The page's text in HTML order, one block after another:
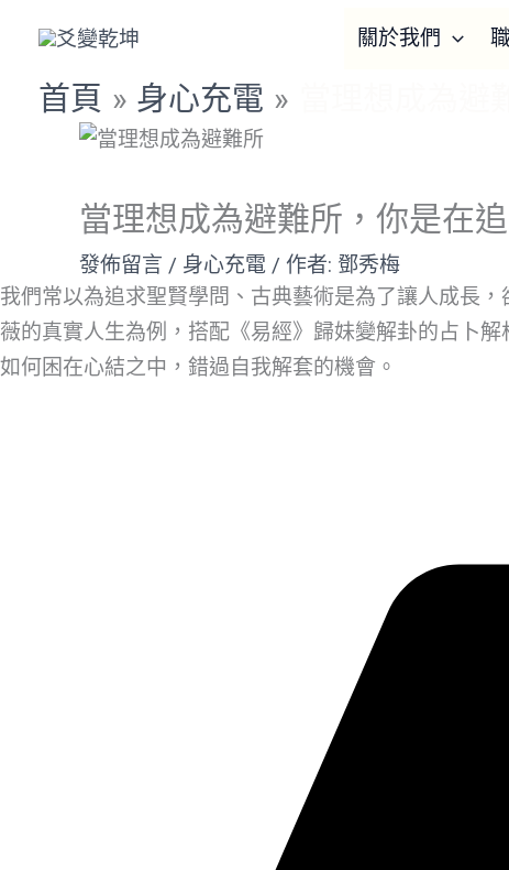
關於我們
首頁 身心充電
當理想成為避難所，你是在
發佈留言 / 身心充電 / 作者: 鄧秀梅
我們常以為追求聖賢學問、古典藝術是為了讓人成長
薇的真實人生為例，搭配《易經》歸妹變解卦的占卜
如何困在心結之中，錯過自我解套的機會。
Total: